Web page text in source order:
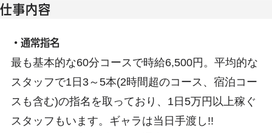
仕事内容
・通常指名
最も基本的な60分コースで時給6,500円。平均的な
スタッフで1日3～5本(2時間超のコース、宿泊コー
スも含む)の指名を取っており、1日5万円以上稼ぐ
スタッフもいます。ギャラは当日手渡し!!